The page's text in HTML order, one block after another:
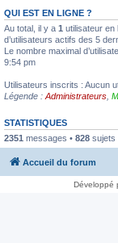
QUI EST EN LIGNE ?
Au total, il y a 1 utilisateur en
d’utilisateurs actifs des 5
Le nombre maximal
9:54 pm
Utilisateurs inscrits : Aucun
Légende : Administrateurs
STATISTIQUES
2351 messages • 828 sujets
Accueil du forum
Développé